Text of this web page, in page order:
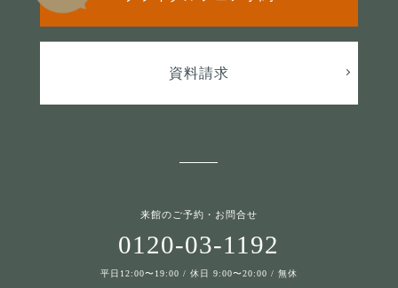
資料請求
来館のご予約・お問合せ
0120-03-1192
平日12:00〜19:00 / 休日 9:00〜20:00 / 無休